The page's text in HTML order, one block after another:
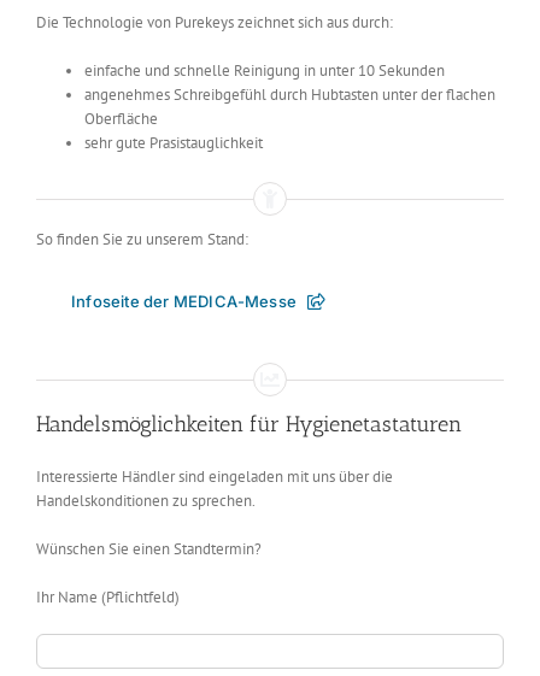
Die Technologie von Purekeys zeichnet sich aus durch:
einfache und schnelle Reinigung in unter 10 Sekunden
angenehmes Schreibgefühl durch Hubtasten unter der flachen
Oberfläche
sehr gute Prasistauglichkeit
So finden Sie zu unserem Stand:
Infoseite der MEDICA-Messe
Handelsmöglichkeiten für Hygienetastaturen
Interessierte Händler sind eingeladen mit uns über die
Handelskonditionen zu sprechen.
Wünschen Sie einen Standtermin?
Ihr Name (Pflichtfeld)